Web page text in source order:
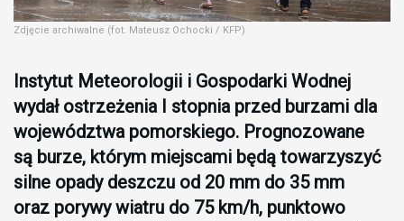
Zdjęcie archiwalne (fot. Mateusz Ochocki / KFP)
Instytut Meteorologii i Gospodarki Wodnej
wydał ostrzeżenia I stopnia przed burzami dla
województwa pomorskiego. Prognozowane
są burze, którym miejscami będą towarzyszyć
silne opady deszczu od 20 mm do 35 mm
oraz porywy wiatru do 75 km/h, punktowo